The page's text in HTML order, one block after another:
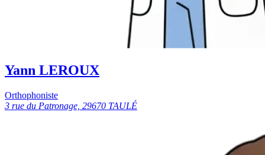
Yann LEROUX
Orthophoniste
3 rue du Patronage, 29670 TAULÉ